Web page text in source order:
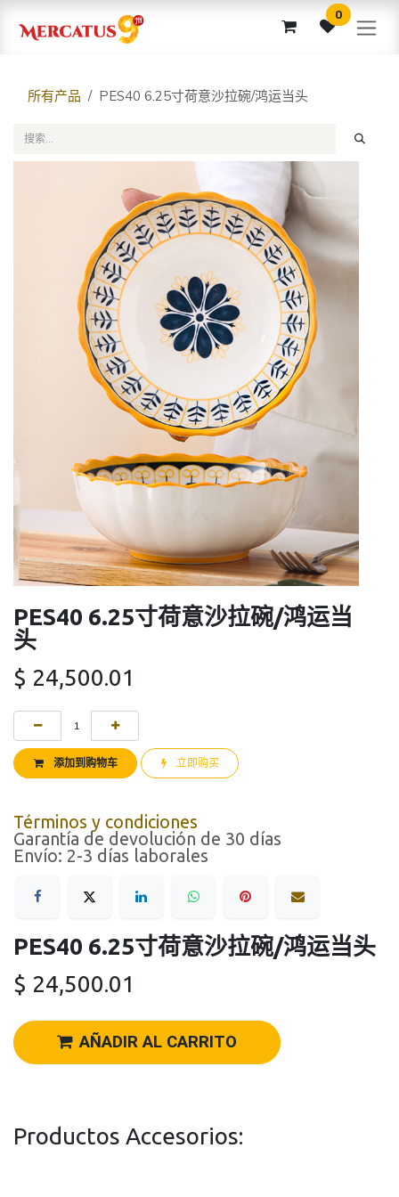
0
所有产品 PES40 6.25寸荷意沙拉碗/鸿运当头
PES40 6.25寸荷意沙拉碗/鸿运当
头
$ 24,500.01
添加到购物车 立即购买
Términos y condiciones
Garantía de devolución de 30 días
Envío: 2-3 días laborales
PES40 6.25寸荷意沙拉碗/鸿运当头
$ 24,500.01
AÑADIR AL CARRITO
Productos Accesorios: